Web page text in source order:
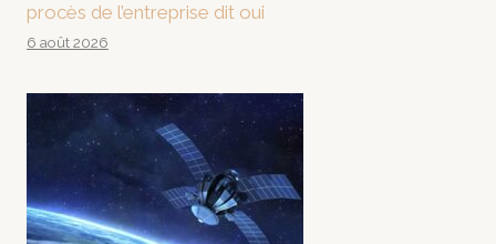
procès de l’entreprise dit oui
6 août 2026